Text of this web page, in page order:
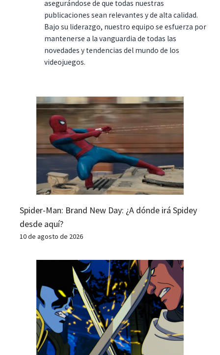
asegurándose de que todas nuestras
publicaciones sean relevantes y de alta calidad.
Bajo su liderazgo, nuestro equipo se esfuerza por
mantenerse a la vanguardia de todas las
novedades y tendencias del mundo de los
videojuegos.
Spider-Man: Brand New Day: ¿A dónde irá Spidey
desde aquí?
10 de agosto de 2026